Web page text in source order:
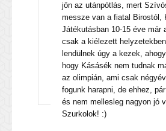
jön az utánpótlás, mert
messze van a fiatal Birostól,
Játékutásban 10-15 éve már
csak a kiélezett
lendülnek úgy a kezek,
hogy Kásásék nem tudnak
az olimpián, ami csak
fogunk harapni, de ehhez,
és nem mellesleg nagyon jó
Szurkolok! :)